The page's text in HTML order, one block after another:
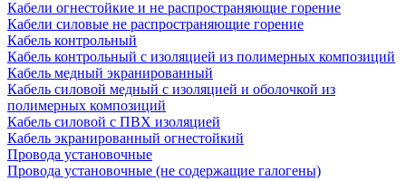
Кабели огнестойкие и не распространяющие горение
Кабели силовые не распространяющие горение
Кабель контрольный
Кабель контрольный с изоляцией из полимерных композиций
Кабель медный экранированный
Кабель силовой медный с изоляцией и оболочкой из
полимерных композиций
Кабель силовой с ПВХ изоляцией
Кабель экранированный огнестойкий
Провода установочные
Провода установочные (не содержащие галогены)